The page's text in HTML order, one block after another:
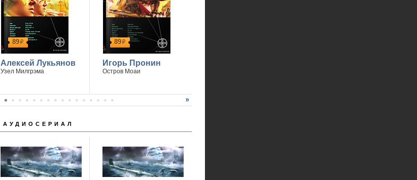
89р
Алексей Лукьянов
Узел Милгрэма
89р
Игорь Пронин
Остров Моаи
АУДИОСЕРИАЛ